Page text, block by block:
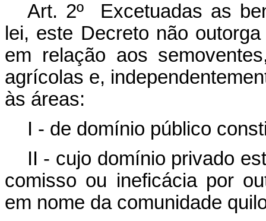
Art. 2º Excetuadas as
lei, este Decreto não
em relação aos
agrícolas e,
às áreas:
I - de domínio público
II - cujo domínio privado
comisso ou ineficácia por
em nome da comunidade